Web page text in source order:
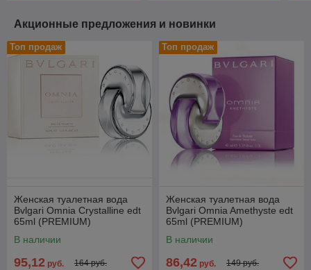
Акционные предложения и новинки
Топ продаж
Женская туалетная вода
Bvlgari Omnia Crystalline edt
65ml (PREMIUM)
В наличии
95,12 руб. 164 руб.
Топ продаж
Женская туалетная вода
Bvlgari Omnia Amethyste edt
65ml (PREMIUM)
В наличии
86,42 руб. 149 руб.